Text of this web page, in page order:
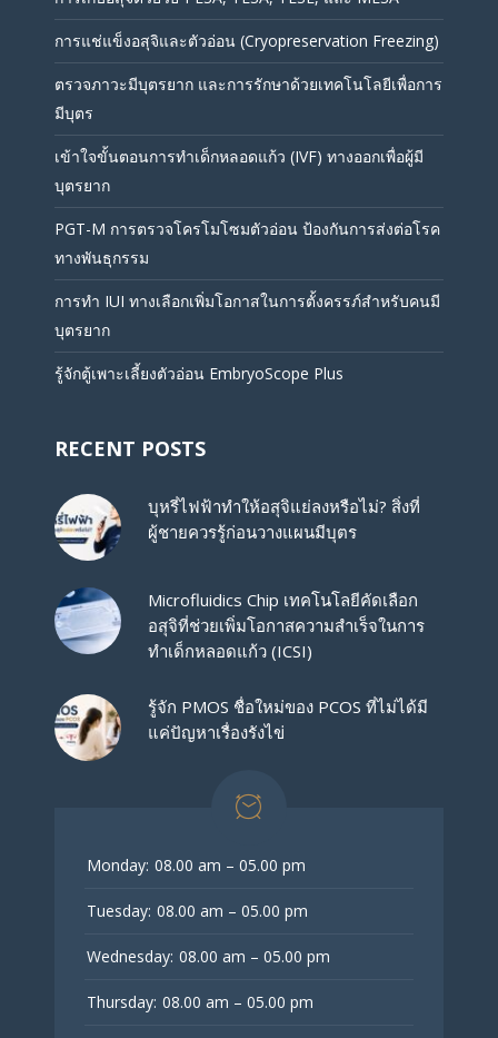
การแช่แข็งอสุจิและตัวอ่อน (Cryopreservation Freezing)
ตรวจภาวะมีบุตรยาก และการรักษาด้วยเทคโนโลยีเพื่อการ
มีบุตร
เข้าใจขั้นตอนการทำเด็กหลอดแก้ว (IVF) ทางออกเพื่อผู้มี
บุตรยาก
PGT-M การตรวจโครโมโซมตัวอ่อน ป้องกันการส่งต่อโรค
ทางพันธุกรรม
การทำ IUI ทางเลือกเพิ่มโอกาสในการตั้งครรภ์สำหรับคนมี
บุตรยาก
รู้จักตู้เพาะเลี้ยงตัวอ่อน EmbryoScope Plus
RECENT POSTS
บุหรี่ไฟฟ้าทำให้อสุจิแย่ลงหรือไม่? สิ่งที่
ผู้ชายควรรู้ก่อนวางแผนมีบุตร
Microfluidics Chip เทคโนโลยีคัดเลือก
อสุจิที่ช่วยเพิ่มโอกาสความสำเร็จในการ
ทำเด็กหลอดแก้ว (ICSI)
รู้จัก PMOS ชื่อใหม่ของ PCOS ที่ไม่ได้มี
แค่ปัญหาเรื่องรังไข่
Monday: 08.00 am – 05.00 pm
Tuesday: 08.00 am – 05.00 pm
Wednesday: 08.00 am – 05.00 pm
Thursday: 08.00 am – 05.00 pm